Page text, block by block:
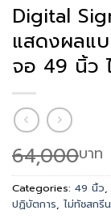
Digital
แสดงผลแ
จอ 49 นิ้ว
64,000บาท
Categories: 49 นิ้ว,
ปฏิบัตการ, ไม่ทัชสกรีน